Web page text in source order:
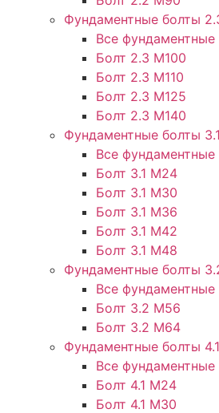
Фундаментные болты
Все фундаментные
Болт 2.3 М100
Болт 2.3 М110
Болт 2.3 М125
Болт 2.3 М140
Фундаментные болты 3.1
Все фундаментные
Болт 3.1 М24
Болт 3.1 М30
Болт 3.1 М36
Болт 3.1 М42
Болт 3.1 М48
Фундаментные болты
Все фундаментные
Болт 3.2 М56
Болт 3.2 М64
Фундаментные болты 4.1
Все фундаментные
Болт 4.1 М24
Болт 4.1 М30